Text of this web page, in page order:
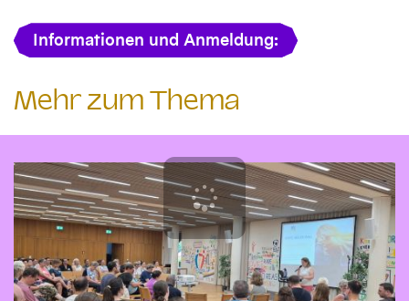
Informationen und Anmeldung:
Mehr zum Thema